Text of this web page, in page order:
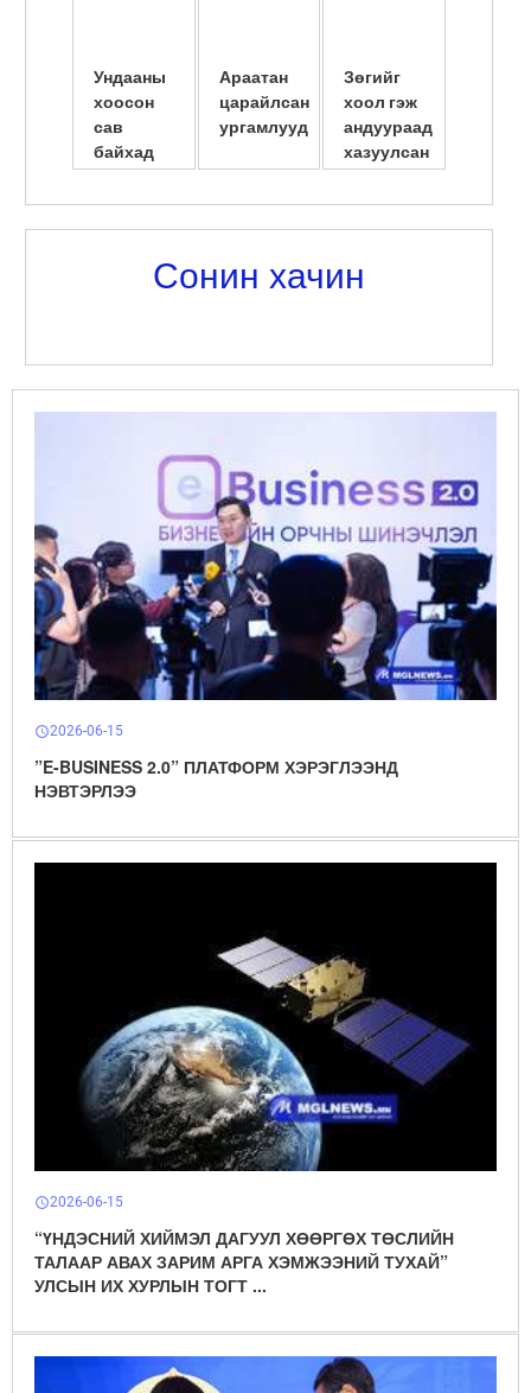
Ундааны
хоосон
сав
байхад
амьдарчих
юм байна
л даа
Араатан
царайлсан
ургамлууд
Зөгийг
хоол гэж
андуураад
хазуулсан
нь
...
Сонин хачин
schedule2026-06-15
”E-BUSINESS 2.0” ПЛАТФОРМ ХЭРЭГЛЭЭНД
НЭВТЭРЛЭЭ
schedule2026-06-15
“ҮНДЭСНИЙ ХИЙМЭЛ ДАГУУЛ ХӨӨРГӨХ ТӨСЛИЙН
ТАЛААР АВАХ ЗАРИМ АРГА ХЭМЖЭЭНИЙ ТУХАЙ”
УЛСЫН ИХ ХУРЛЫН ТОГТ ...